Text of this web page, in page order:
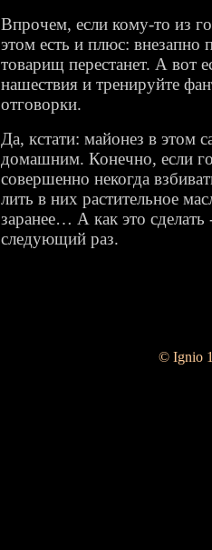
Впрочем, если кому-то из
этом есть и плюс: внезапно
товарищ перестанет. А вот
нашествия и тренируйте
отговорки.
Да, кстати: майонез в этом
домашним. Конечно, если
совершенно некогда
лить в них растительное
заранее… А как это
следующий раз.
© Ignio